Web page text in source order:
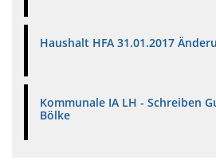
Haushalt HFA 31.01.2017
Kommunale IA LH - Schreiben
Bölke